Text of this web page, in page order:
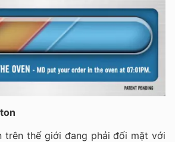
trên thế giới đang phải đối mặt với